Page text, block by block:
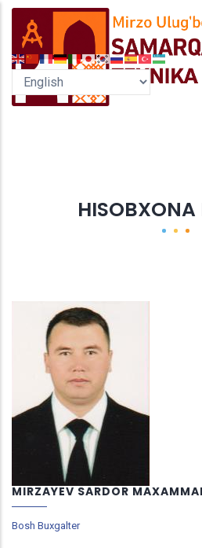
Skip
main
content
HISOBXONA
MIRZAYEV SARDOR
Bosh Buxgalter